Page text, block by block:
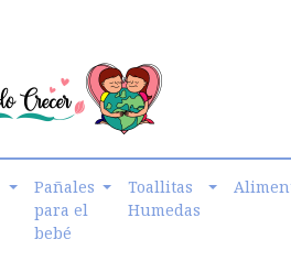
Pañales
para el
bebé
Toallitas
Humedas